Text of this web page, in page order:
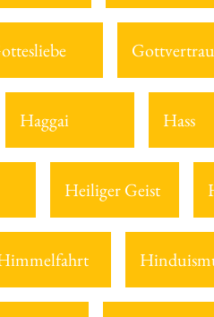
Haggai Hass
Heiliger Geist